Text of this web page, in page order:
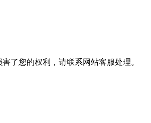
了您的权利，请联系网站客服处理。